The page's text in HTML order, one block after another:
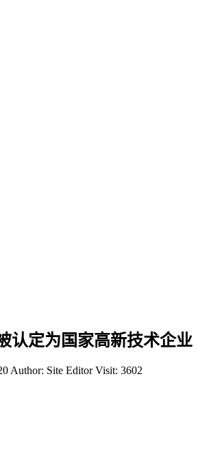
认定为国家高新技术企业
Author: Site Editor Visit: 3602